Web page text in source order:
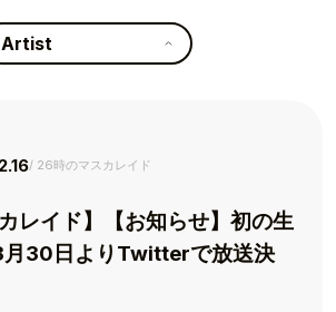
Artist
26時のマスカレイド
レイド】【お知らせ】初の生
月30日よりTwitterで放送決